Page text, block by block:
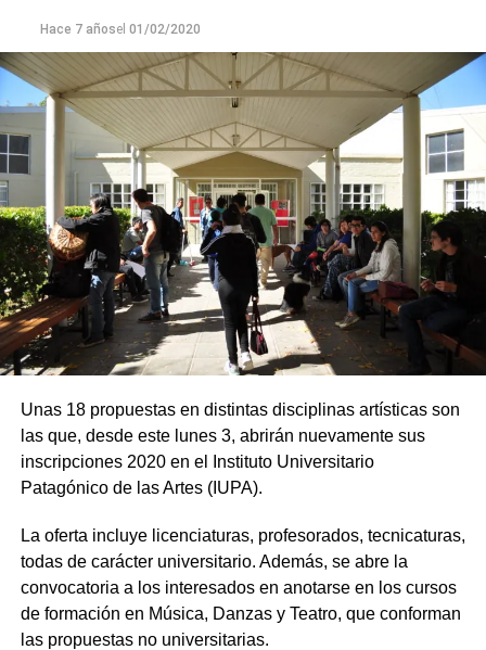
Hace 7 añosel 01/02/2020
Unas 18 propuestas en distintas disciplinas artísticas son
las que, desde este lunes 3, abrirán nuevamente sus
inscripciones 2020 en el Instituto Universitario
Patagónico de las Artes (IUPA).
La oferta incluye licenciaturas, profesorados, tecnicaturas,
todas de carácter universitario. Además, se abre la
convocatoria a los interesados en anotarse en los cursos
de formación en Música, Danzas y Teatro, que conforman
las propuestas no universitarias.